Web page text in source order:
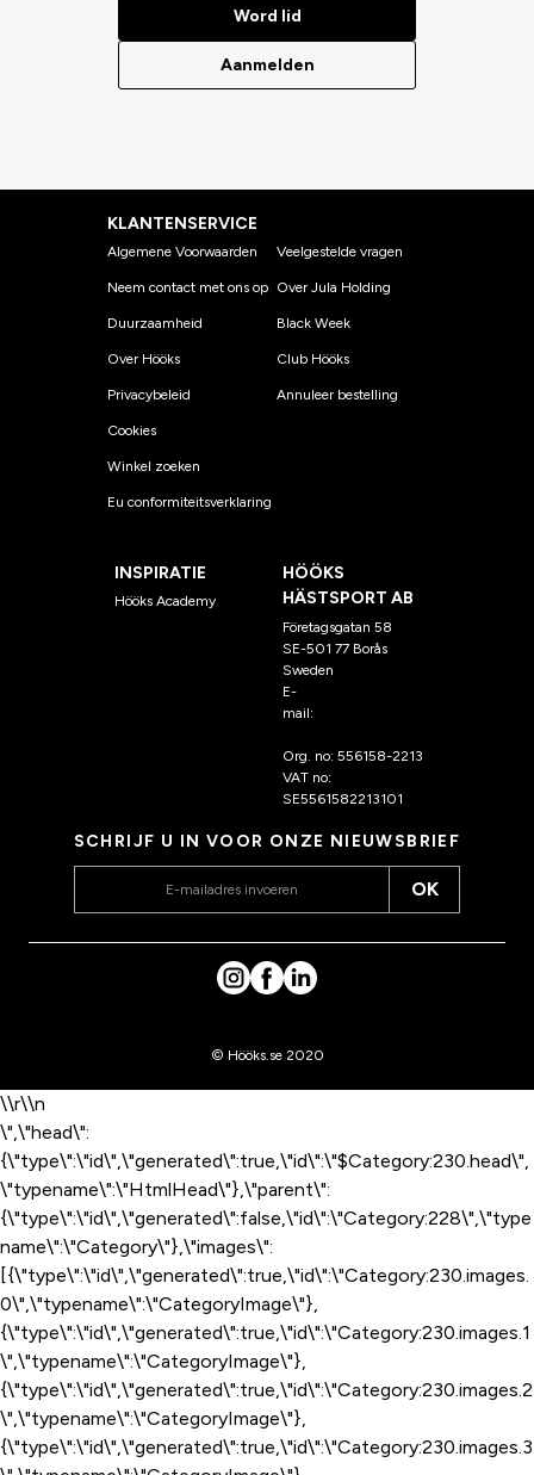
Word lid
Aanmelden
KLANTENSERVICE
Algemene Voorwaarden
Neem contact met ons op
Duurzaamheid
Over Hööks
Privacybeleid
Cookies
Winkel zoeken
Eu conformiteitsverklaring
Veelgestelde vragen
Over Jula Holding
Black Week
Club Hööks
Annuleer bestelling
INSPIRATIE
Hööks Academy
HÖÖKS
HÄSTSPORT AB
Företagsgatan 58
SE-501 77 Borås
Sweden
E-
mail:
Org. no: 556158-2213
VAT no:
SE5561582213101
SCHRIJF U IN VOOR ONZE NIEUWSBRIEF
OK
© Hööks.se 2020
\\r\\n
\",\"head\":
{\"type\":\"id\",\"generated\":true,\"id\":\"$Category:230.head\",
\"typename\":\"HtmlHead\"},\"parent\":
{\"type\":\"id\",\"generated\":false,\"id\":\"Category:228\",\"type
name\":\"Category\"},\"images\":
[{\"type\":\"id\",\"generated\":true,\"id\":\"Category:230.images.
0\",\"typename\":\"CategoryImage\"},
{\"type\":\"id\",\"generated\":true,\"id\":\"Category:230.images.1
\",\"typename\":\"CategoryImage\"},
{\"type\":\"id\",\"generated\":true,\"id\":\"Category:230.images.2
\",\"typename\":\"CategoryImage\"},
{\"type\":\"id\",\"generated\":true,\"id\":\"Category:230.images.3